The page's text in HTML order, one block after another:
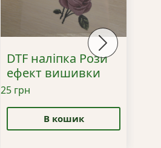
DTF наліпка Рози
ефект вишивки
25 грн
В кошик
Next